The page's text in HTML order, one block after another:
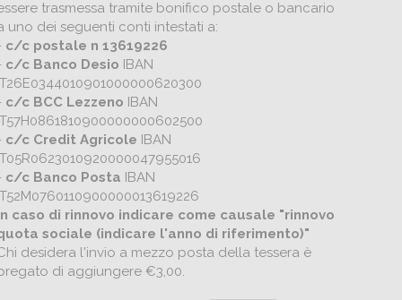
trasmessa tramite bonifico postale o bancario
uno dei seguenti conti intestati a:
c/c postale n 13619226
c/c Banco Desio IBAN
c/c BCC Lezzeno IBAN
c/c Credit Agricole IBAN
c/c Banco Posta IBAN
caso di rinnovo indicare come causale "rinnovo
sociale (indicare l'anno di riferimento)"
desidera l'invio a mezzo posta della tessera è
di aggiungere €3,00.